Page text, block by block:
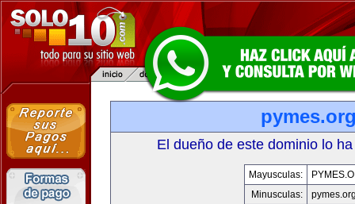
El dueño de este dominio lo
Mayusculas:
Minusculas: